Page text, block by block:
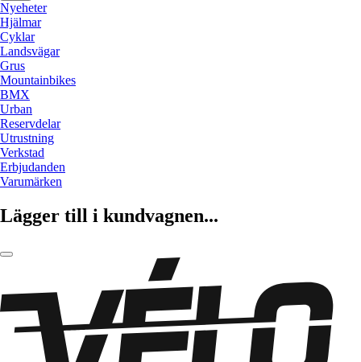
Nyeheter
Hjälmar
Cyklar
Landsvägar
Grus
Mountainbikes
BMX
Urban
Reservdelar
Utrustning
Verkstad
Erbjudanden
Varumärken
Lägger till i kundvagnen...